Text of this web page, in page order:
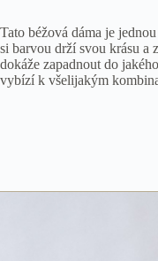
Tato béžová dáma je
si barvou drží svou krásu a
dokáže zapadnout do
vybízí k všelijakým